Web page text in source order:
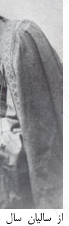
از سالیان